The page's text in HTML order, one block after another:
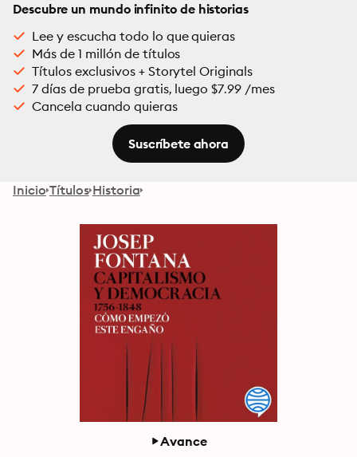
Descubre un mundo infinito de historias
Lee y escucha todo lo que quieras
Más de 1 millón de títulos
Títulos exclusivos + Storytel Originals
7 días de prueba gratis, luego $7.99 /mes
Cancela cuando quieras
Suscríbete ahora
Inicio Títulos Historia
Avance